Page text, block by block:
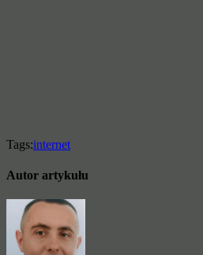
Tags:internet
Autor artykułu